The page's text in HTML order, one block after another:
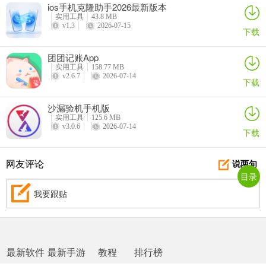
ios手机克隆助手2026最新版本
实用工具
43.8 MB
v1.3
2026-07-15 下载
团团记账App
实用工具
158.77 MB
v2.6.7
2026-07-14 下载
沙漏验机手机版
实用工具
125.6 MB
v3.0.6
2026-07-14 下载
说两句
网友评论
我要跟贴
最新软件 最新手游 教程 排行榜
目录